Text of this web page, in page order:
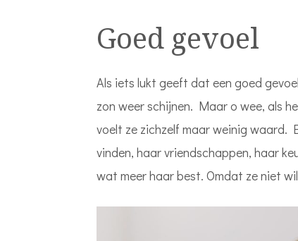
Goed gevoel
Als iets lukt geeft dat een goed
zon weer schijnen. Maar o wee, als
voelt ze zichzelf maar weinig waard.
vinden, haar vriendschappen, haar
wat meer haar best. Omdat ze niet